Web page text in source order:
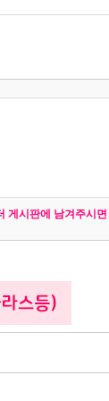
게시판에 남겨주시면